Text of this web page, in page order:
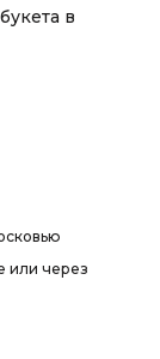
в
или через